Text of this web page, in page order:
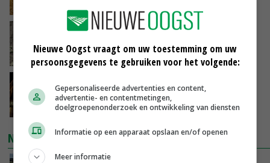
Emmeloord noteert eerste zaaiuien op
maximaal 20 euro
VANDAAG, 14:59
Spontane boerenacties in Twente en
Apeldoorn zetten de trend
VANDAAG, 14:48
NIEUWSTE VIDEO'S
Nieuwe Oogst vraagt om uw toestemming om uw
persoonsgegevens te gebruiken voor het volgende:
Gepersonaliseerde advertenties en content,
advertentie- en contentmetingen,
doelgroepenonderzoek en ontwikkeling van diensten
Informatie op een apparaat opslaan en/of openen
Meer informatie